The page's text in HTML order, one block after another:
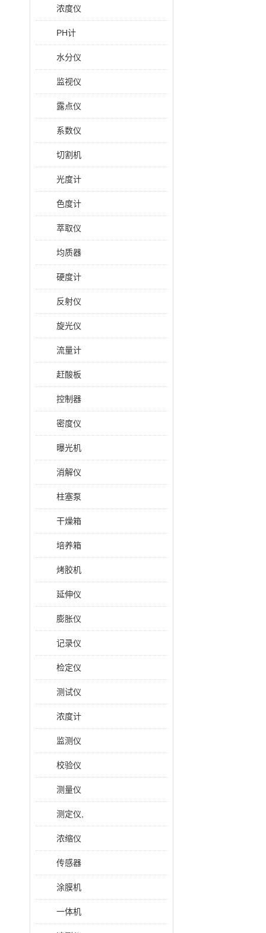
浓度仪
PH计
水分仪
监视仪
露点仪
系数仪
切割机
光度计
色度计
萃取仪
均质器
硬度计
反射仪
旋光仪
流量计
赶酸板
控制器
密度仪
曝光机
消解仪
柱塞泵
干燥箱
培养箱
烤胶机
延伸仪
膨胀仪
记录仪
检定仪
测试仪
浓度计
监测仪
校验仪
测量仪
测定仪,
浓缩仪
传感器
涂膜机
一体机